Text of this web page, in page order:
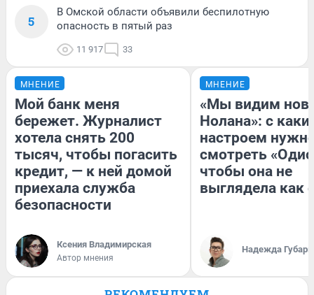
5
В Омской области объявили беспилотную
опасность в пятый раз
11 917 33
МНЕНИЕ
Мой банк меня
бережет. Журналист
хотела снять 200
тысяч, чтобы погасить
кредит, — к ней домой
приехала служба
безопасности
Ксения Владимирская
Автор мнения
МНЕНИЕ
«Мы видим
Нолана»: с
настроем
смотреть
чтобы она не
выглядела как
Надежда Губарь